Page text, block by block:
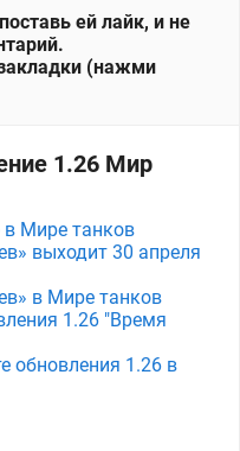
ей лайк, и не
(нажми
1.26 Мир
в Мире танков
выходит 30 апреля
в Мире танков
1.26 "Время
обновления 1.26 в